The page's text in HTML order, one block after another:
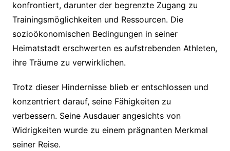
konfrontiert, darunter der begrenzte Zugang zu
Trainingsmöglichkeiten und Ressourcen. Die
sozioökonomischen Bedingungen in seiner
Heimatstadt erschwerten es aufstrebenden Athleten,
ihre Träume zu verwirklichen.
Trotz dieser Hindernisse blieb er entschlossen und
konzentriert darauf, seine Fähigkeiten zu
verbessern. Seine Ausdauer angesichts von
Widrigkeiten wurde zu einem prägnanten Merkmal
seiner Reise.